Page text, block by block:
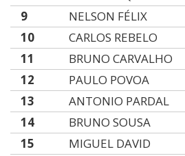
9
NELSON FÉLIX
10
CARLOS REBELO
11
BRUNO CARVALHO
12
PAULO POVOA
13
ANTONIO PARDAL
14
BRUNO SOUSA
15
MIGUEL DAVID